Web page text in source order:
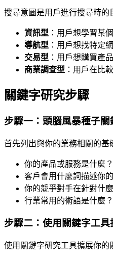
搜尋意圖是用戶進行搜尋時的
資訊型 ：用戶想學習某
導航型 ：用戶想找特定
交易型 ：用戶想購買產
商業調查型 ：用戶在比
關鍵字研究步驟
步驟一：頭腦風暴種子關
首先列出與你的業務相關的基
你的產品或服務是什麼？
客戶會用什麼詞描述你
你的競爭對手在針對什
行業常用的術語是什麼？
步驟二：使用關鍵字工具
使用關鍵字研究工具擴展你的